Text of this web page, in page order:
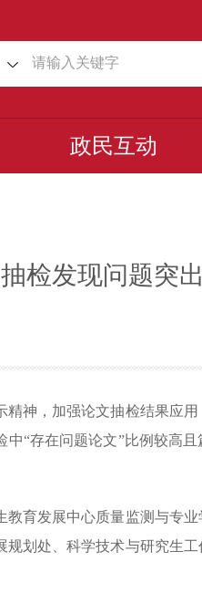
政民互动
检发现问题突
，加强论文抽检结果应用
“存在问题论文”比例较高
发展中心质量监测与专业
划处、科学技术与研究生